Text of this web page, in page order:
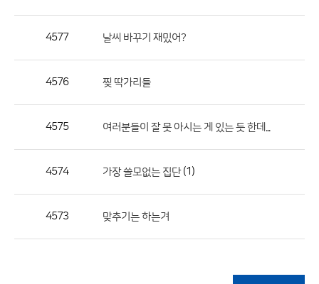
공
4577 날씨 바꾸기 재밌어?
4576 찢 딱가리들
4575 여러분들이 잘 못 아시는 게 있는 듯 한데...
4574 가장 쓸모없는 집단(1)
4573 맞추기는 하는겨